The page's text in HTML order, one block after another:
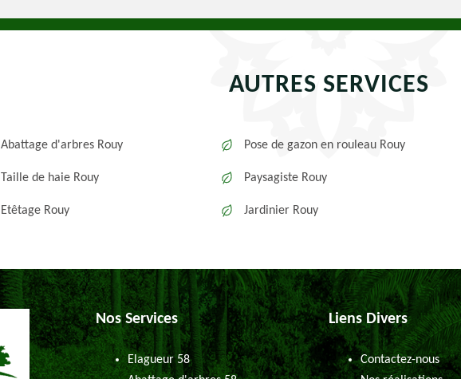
AUTRES SERVICES
Abattage d'arbres Rouy
Taille de haie Rouy
Etêtage Rouy
Pose de gazon en rouleau Rouy
Paysagiste Rouy
Jardinier Rouy
Nos Services
Elagueur 58
Liens Divers
Contactez-nous